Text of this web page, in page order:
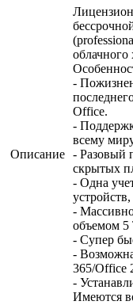
Описание
облачного
-
Office.
-
всему
- Разовый
скрытых
- Одна
-
объемом 5
- Супер
-
365/Office
-
Имеются